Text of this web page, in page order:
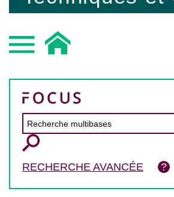
RECHERCHE AVANCÉE